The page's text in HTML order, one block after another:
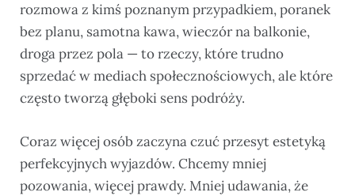
rozmowa z kimś poznanym przypadkiem, poranek
bez planu, samotna kawa, wieczór na balkonie,
droga przez pola — to rzeczy, które trudno
sprzedać w mediach społecznościowych, ale które
często tworzą głęboki sens podróży.
Coraz więcej osób zaczyna czuć przesyt estetyką
perfekcyjnych wyjazdów. Chcemy mniej
pozowania, więcej prawdy. Mniej udawania, że